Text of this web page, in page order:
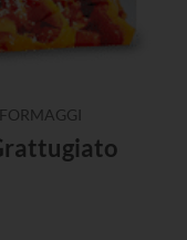
FORMAGGI